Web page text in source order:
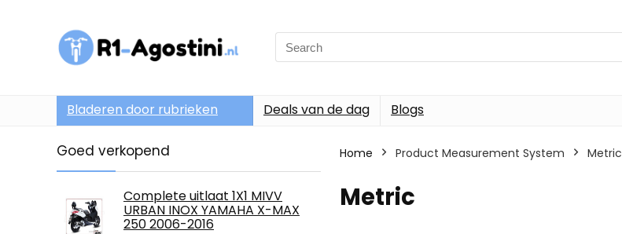
Search
for:
Bladeren door rubrieken Deals van de dag Blogs
Goed verkopend
Complete uitlaat 1X1 MIVV
URBAN INOX YAMAHA X-MAX
250 2006-2016
Home Product Measurement System Metric
Metric